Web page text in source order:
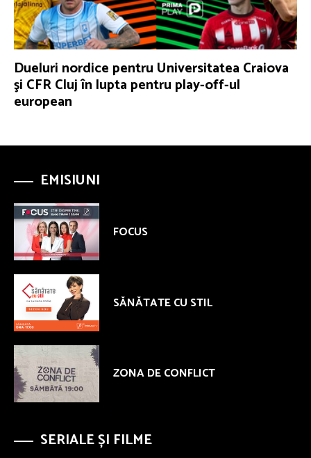
Dueluri nordice pentru Universitatea Craiova
şi CFR Cluj în lupta pentru play-off-ul
european
EMISIUNI
FOCUS
SĂNĂTATE CU STIL
ZONA DE CONFLICT
SERIALE ȘI FILME